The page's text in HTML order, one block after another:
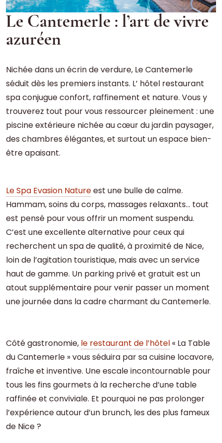
Le Cantemerle : l’art de vivre
azuréen
Nichée dans un écrin de verdure, Le Cantemerle
séduit dès les premiers instants. L’ hôtel restaurant
spa conjugue confort, raffinement et nature. Vous y
trouverez tout pour vous ressourcer pleinement : une
piscine extérieure nichée au cœur du jardin paysager,
des chambres élégantes, et surtout un espace bien-
être apaisant.
Le Spa Evasion Natureest une bulle de calme.
Hammam, soins du corps, massages relaxants… tout
est pensé pour vous offrir un moment suspendu.
C’est une excellente alternative pour ceux qui
recherchent un spa de qualité, à proximité de Nice,
loin de l’agitation touristique, mais avec un service
haut de gamme. Un parking privé et gratuit est un
atout supplémentaire pour venir passer un moment
une journée dans la cadre charmant du Cantemerle.
Côté gastronomie, le restaurant de l’hôtel « La Table
du Cantemerle » vous séduira par sa cuisine locavore,
fraîche et inventive. Une escale incontournable pour
tous les fins gourmets à la recherche d’une table
raffinée et conviviale. Et pourquoi ne pas prolonger
l’expérience autour d’un brunch, les des plus fameux
de Nice ?